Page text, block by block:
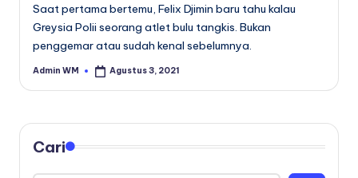
Saat pertama bertemu, Felix Djimin baru tahu kalau
Greysia Polii seorang atlet bulu tangkis. Bukan
penggemar atau sudah kenal sebelumnya.
Posted
Admin WM Agustus 3, 2021
Cari